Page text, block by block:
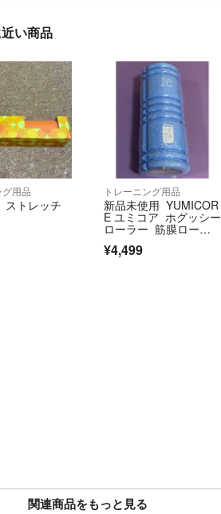
い商品
グ用品
トレッチ
トレーニング用品
新品未使用 YUMICOR
E ユミコア ホグッシー
ローラー 筋膜ローラ
¥4,499
関連商品をもっと見る